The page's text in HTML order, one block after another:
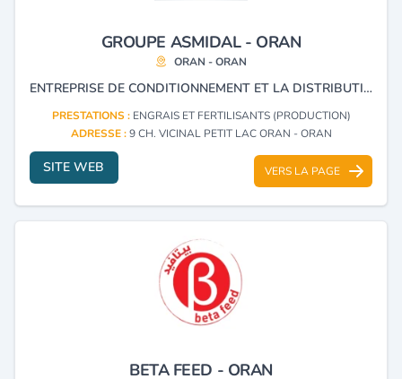
GROUPE ASMIDAL - ORAN
ORAN - ORAN
ENTREPRISE DE CONDITIONNEMENT ET LA DISTRIBUTION DES ENGRAIS.
PRESTATIONS : ENGRAIS ET FERTILISANTS (PRODUCTION)
ADRESSE :9 CH. VICINAL PETIT LAC ORAN - ORAN
SITE WEB VERS LA PAGE
BETA FEED - ORAN